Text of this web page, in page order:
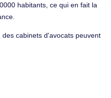
habitants, ce qui en fait la
cabinets d'avocats peuvent